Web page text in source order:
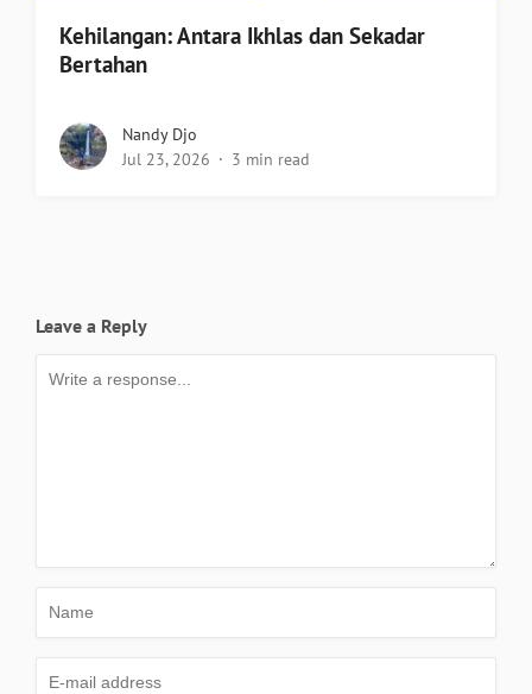
Kehilangan: Antara Ikhlas dan Sekadar
Bertahan
Nandy Djo
Jul 23, 2026
3 min read
Leave a Reply